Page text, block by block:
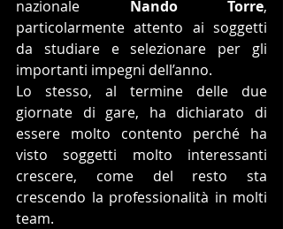
nazionale Nando Torre,
particolarmente attento ai soggetti
da studiare e selezionare per gli
importanti impegni dell’anno.
Lo stesso, al termine delle due
giornate di gare, ha dichiarato di
essere molto contento perché ha
visto soggetti molto interessanti
crescere, come del resto sta
crescendo la professionalità in molti
team.